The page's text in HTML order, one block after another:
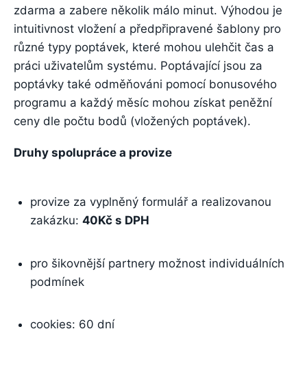
zdarma a zabere několik málo minut. Výhodou je
intuitivnost vložení a předpřipravené šablony pro
různé typy poptávek, které mohou ulehčit čas a
práci uživatelům systému. Poptávající jsou za
poptávky také odměňováni pomocí bonusového
programu a každý měsíc mohou získat peněžní
ceny dle počtu bodů (vložených poptávek).
Druhy spolupráce a provize
provize za vyplněný formulář a realizovanou
zakázku: 40Kč s DPH
pro šikovnější partnery možnost individuálních
podmínek
cookies: 60 dní